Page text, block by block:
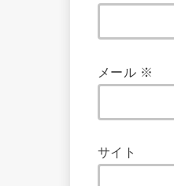
メール ※
サイト